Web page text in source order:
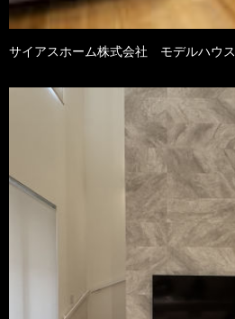
サイアスホーム株式会社 モデルハウス